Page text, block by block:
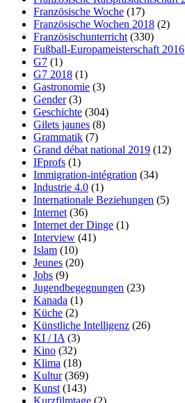
Französische Woche (17)
Französische Wochen 2018 (2)
Französischunterricht (330)
Fußball-Europameisterschaft 2016
G7 (1)
G7 2018 (1)
Gastronomie (3)
Gender(3)
Geschichte (304)
Gilets jaunes (8)
Grammatik (7)
Grand débat national 2019 (12)
IFprofs (1)
Immigration-intégration (34)
Industrie 4.0 (1)
Internationale Beziehungen (5)
Internet (36)
Internet der Dinge (1)
Interview (41)
Islam (10)
Jeunes (20)
Jobs (9)
Jugendbegegnungen (23)
Kanada (1)
Küche (2)
Künstliche Intelligenz (26)
KI / IA (3)
Kino (32)
Klima (18)
Kultur(369)
Kunst (143)
Kurzfilmtage (2)